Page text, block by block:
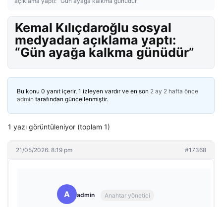
Kemal Kılıçdaroğlu sosyal
medyadan açıklama yaptı:
“Gün ayağa kalkma günüdür”
Bu konu 0 yanıt içerir, 1 izleyen vardır ve en son 2 ay 2 hafta önce
admin tarafından güncellenmiştir.
1 yazı görüntüleniyor (toplam 1)
21/05/2026: 8:19 pm #17368
A admin Anahtar yönetici